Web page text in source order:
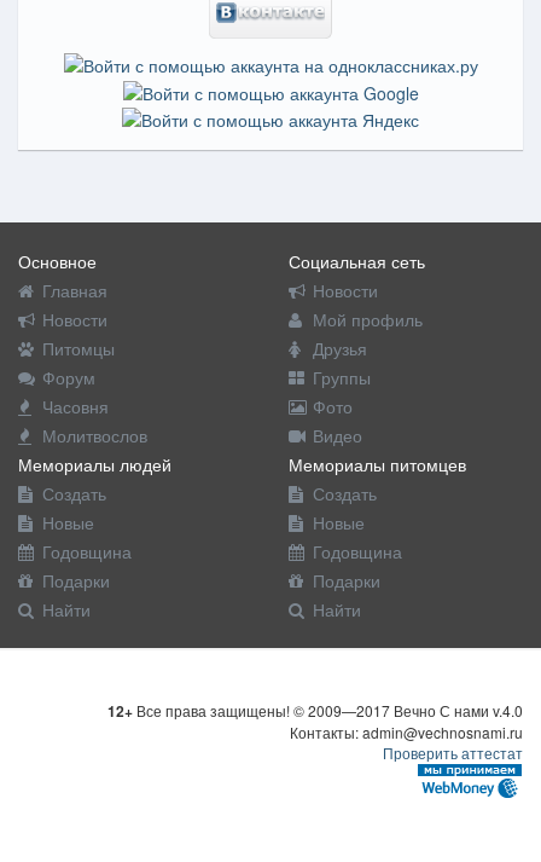
Основное
Главная
Новости
Питомцы
Форум
Часовня
Молитвослов
Социальная сеть
Новости
Мой профиль
Друзья
Группы
Фото
Видео
Мемориалы людей
Создать
Новые
Годовщина
Подарки
Найти
Мемориалы питомцев
Создать
Новые
Годовщина
Подарки
Найти
12+ Все права защищены! © 2009—2017 Вечно С нами v.4.0
Контакты: admin@vechnosnami.ru
Проверить аттестат